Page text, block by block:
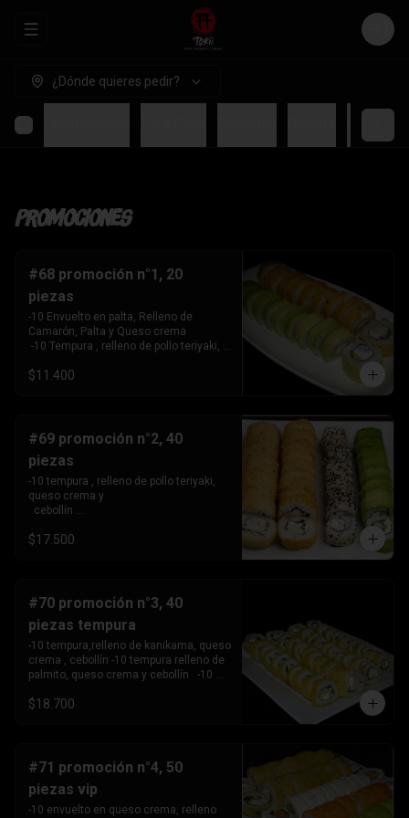
Abrir menu de navegación Login
¿Dónde quieres pedir?
Promociones
#68 promoción n°1, 20
piezas
-10 Envuelto en palta, Relleno de
Camarón, Palta y Queso crema
-10 Tempura , relleno de pollo teriyaki,
$11.400
#69 promoción n°2, 40
piezas
-10 tempura , relleno de pollo teriyaki,
queso crema y
  cebollín
crema y cebollín. -10 envuelto en palta,
kanikama, queso crema
   y cebollín .
$17.500
#70 promoción n°3, 40
piezas tempura
-10 tempura,relleno de kanikama, queso
crema , cebollín -10 tempura relleno de
palmito, queso crema y cebollín   -10
crema y
$18.700
#71 promoción n°4, 50
piezas vip
-10 envuelto en queso crema, relleno